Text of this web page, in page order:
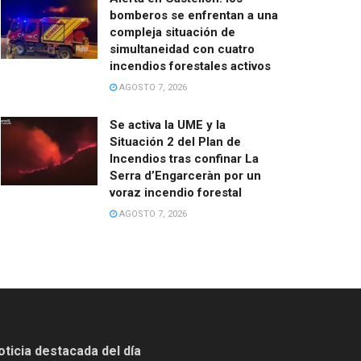
bomberos se enfrentan a una
compleja situación de
simultaneidad con cuatro
incendios forestales activos
AGOSTO 7, 2026
Se activa la UME y la
Situación 2 del Plan de
Incendios tras confinar La
Serra d’Engarceràn por un
voraz incendio forestal
AGOSTO 7, 2026
destacada del día